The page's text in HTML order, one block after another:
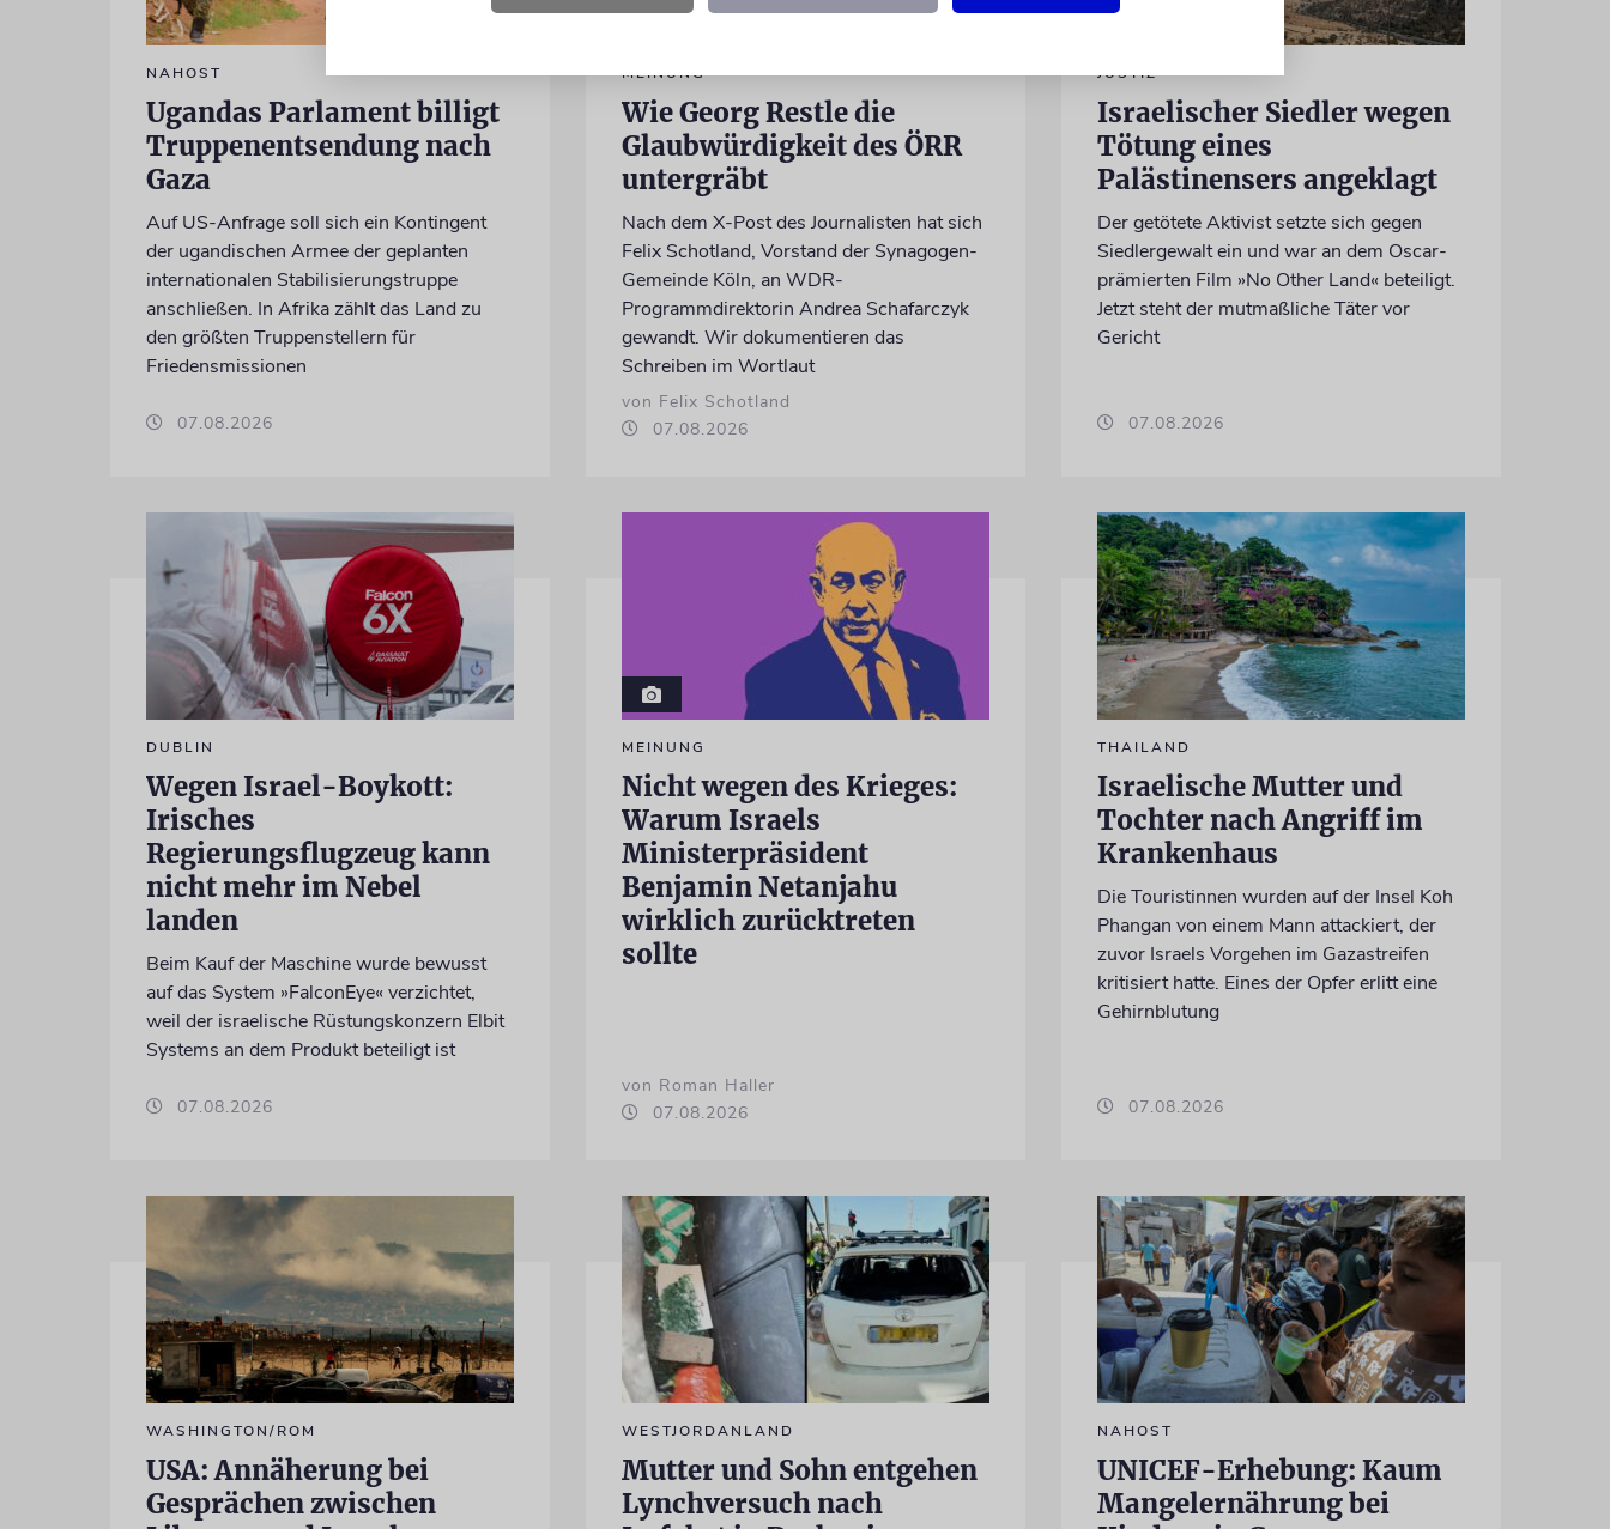
NAHOST
Ugandas Parlament billigt
Truppenentsendung nach
Gaza
Auf US-Anfrage soll sich ein Kontingent
der ugandischen Armee der geplanten
internationalen Stabilisierungstruppe
anschließen. In Afrika zählt das Land zu
den größten Truppenstellern für
Friedensmissionen
07.08.2026
MEINUNG
Wie Georg Restle die
Glaubwürdigkeit des ÖRR
untergräbt
Nach dem X-Post des Journalisten hat sich
Felix Schotland, Vorstand der Synagogen-
Gemeinde Köln, an WDR-
Programmdirektorin Andrea Schafarczyk
gewandt. Wir dokumentieren das
Schreiben im Wortlaut
von Felix Schotland
07.08.2026
JUSTIZ
Israelischer Siedler wegen
Tötung eines
Palästinensers angeklagt
Der getötete Aktivist setzte sich gegen
Siedlergewalt ein und war an dem Oscar-
prämierten Film »No Other Land« beteiligt.
Jetzt steht der mutmaßliche Täter vor
Gericht
07.08.2026
DUBLIN
Wegen Israel-Boykott:
Irisches
Regierungsflugzeug kann
nicht mehr im Nebel
landen
Beim Kauf der Maschine wurde bewusst
auf das System »FalconEye« verzichtet,
weil der israelische Rüstungskonzern Elbit
Systems an dem Produkt beteiligt ist
07.08.2026
MEINUNG
Nicht wegen des Krieges:
Warum Israels
Ministerpräsident
Benjamin Netanjahu
wirklich zurücktreten
sollte
von Roman Haller
07.08.2026
THAILAND
Israelische Mutter und
Tochter nach Angriff im
Krankenhaus
Die Touristinnen wurden auf der Insel Koh
Phangan von einem Mann attackiert, der
zuvor Israels Vorgehen im Gazastreifen
kritisiert hatte. Eines der Opfer erlitt eine
Gehirnblutung
07.08.2026
WASHINGTON/ROM
USA: Annäherung bei
Gesprächen zwischen
WESTJORDANLAND
Mutter und Sohn entgehen
Lynchversuch nach
NAHOST
UNICEF-Erhebung: Kaum
Mangelernährung bei